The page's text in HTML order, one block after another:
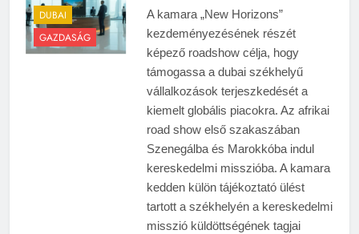
DUBAI
GAZDASÁG
A kamara „New Horizons”
kezdeményezésének részét
képező roadshow célja, hogy
támogassa a dubai székhelyű
vállalkozások terjeszkedését a
kiemelt globális piacokra. Az afrikai
road show első szakaszában
Szenegálba és Marokkóba indul
kereskedelmi misszióba. A kamara
kedden külön tájékoztató ülést
tartott a székhelyén a kereskedelmi
misszió küldöttségének tagjai